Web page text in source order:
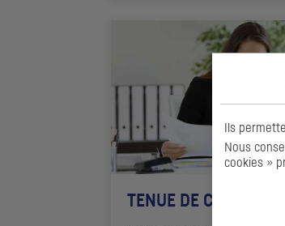
TENUE DE COMPTES
Ils
Nous
cookies »